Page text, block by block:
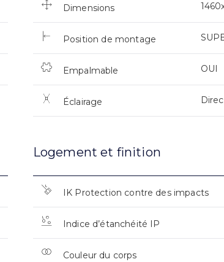
Dimensions
Position de montage
Empalmable OUI
Éclairage
Logement et finition
IK Protection contre des impacts
Indice d’étanchéité IP
Couleur du corps